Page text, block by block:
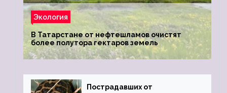
Экология
В Татарстане от нефтешламов очистят
более полутора гектаров земель
Пострадавших от